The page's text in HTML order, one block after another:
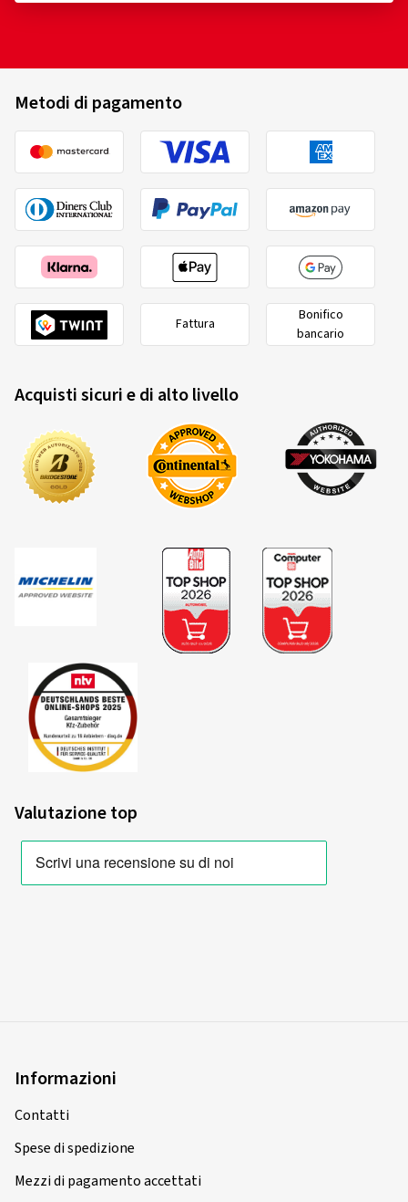
Metodi di pagamento
Fattura
Bonifico
bancario
Acquisti sicuri e di alto livello
Valutazione top
Informazioni
Contatti
Spese di spedizione
Mezzi di pagamento accettati